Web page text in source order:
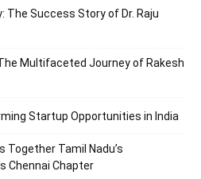
The Success Story of Dr. Raju
Multifaceted Journey of Rakesh
Startup Opportunities in India
Together Tamil Nadu’s
Chennai Chapter